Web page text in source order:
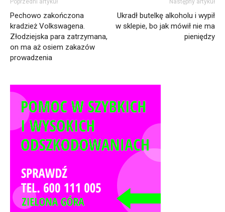
Poprzedni artykuł
Pechowo zakończona
kradzież Volkswagena.
Złodziejska para zatrzymana,
on ma aż osiem zakazów
prowadzenia
Następny artykuł
Ukradł butelkę alkoholu i wypił
w sklepie, bo jak mówił nie ma
pieniędzy